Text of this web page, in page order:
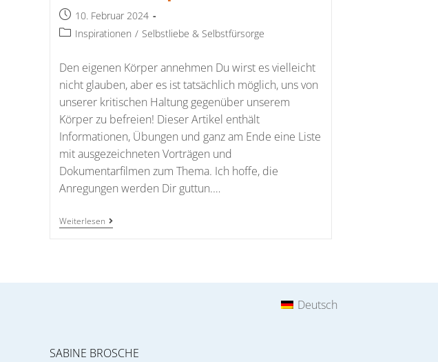
10. Februar 2024
Inspirationen / Selbstliebe & Selbstfürsorge
Den eigenen Körper annehmen Du wirst es vielleicht
nicht glauben, aber es ist tatsächlich möglich, uns von
unserer kritischen Haltung gegenüber unserem
Körper zu befreien! Dieser Artikel enthält
Informationen, Übungen und ganz am Ende eine Liste
mit ausgezeichneten Vorträgen und
Dokumentarfilmen zum Thema. Ich hoffe, die
Anregungen werden Dir guttun.…
Weiterlesen
Deutsch
SABINE BROSCHE